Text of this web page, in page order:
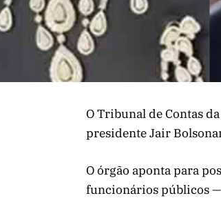
O Tribunal de Contas
presidente Jair
O órgão aponta para
funcionários públicos —